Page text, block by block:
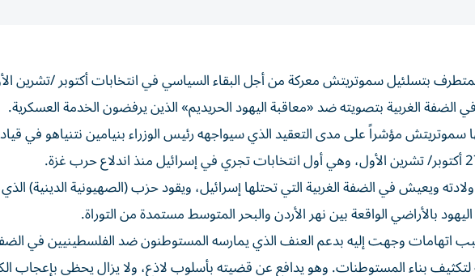
المتطرف بتسلئيل سموتريتش معركة من أجل البقاء السياسي ‌في انتخابات أكتوبر /تشرين
الغربية بتصويته ضد «معاقبة اليهود الحريديم» الذين يرفضون الخدمة العسكرية.
سموتريتش مؤشراً ⁠على مدى التعقيد الذي سيواجهه رئيس الوزراء بنيامين نتنياهو في
منذ ولادته ويعيش في الضفة الغربية التي تحتلها إسرائيل، ويقود حزب (الصهيونية الدينية)
بالأراضي الواقعة بين نهر الأردن والبحر المتوسط مستمدة من التوراة.
اتهامات وجهت إليه بدعم العنف الذي يمارسه المستوطنون ضد الفلسطينيين في
بناء المستوطنات. وهو يدافع عن قضيته بأسلوب لاذع، ولا يزال يحظى بإعجاب